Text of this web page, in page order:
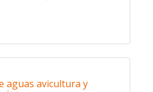
aguas avicultura y